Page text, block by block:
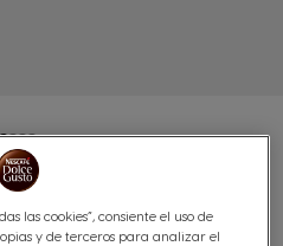
DOLCE
las cookies”, consiente el uso de
y de terceros para analizar el